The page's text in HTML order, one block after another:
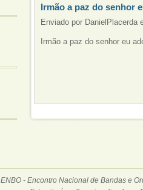
Irmão a paz do senhor
Enviado por DanielPlacerda
Irmão a paz do senhor eu
ENBO - Encontro Nacional de Bandas e